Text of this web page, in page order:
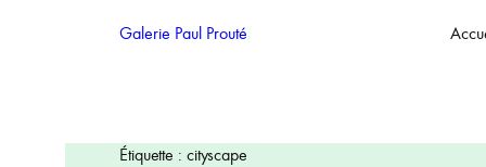
Galerie Paul Prouté
Étiquette : cityscape